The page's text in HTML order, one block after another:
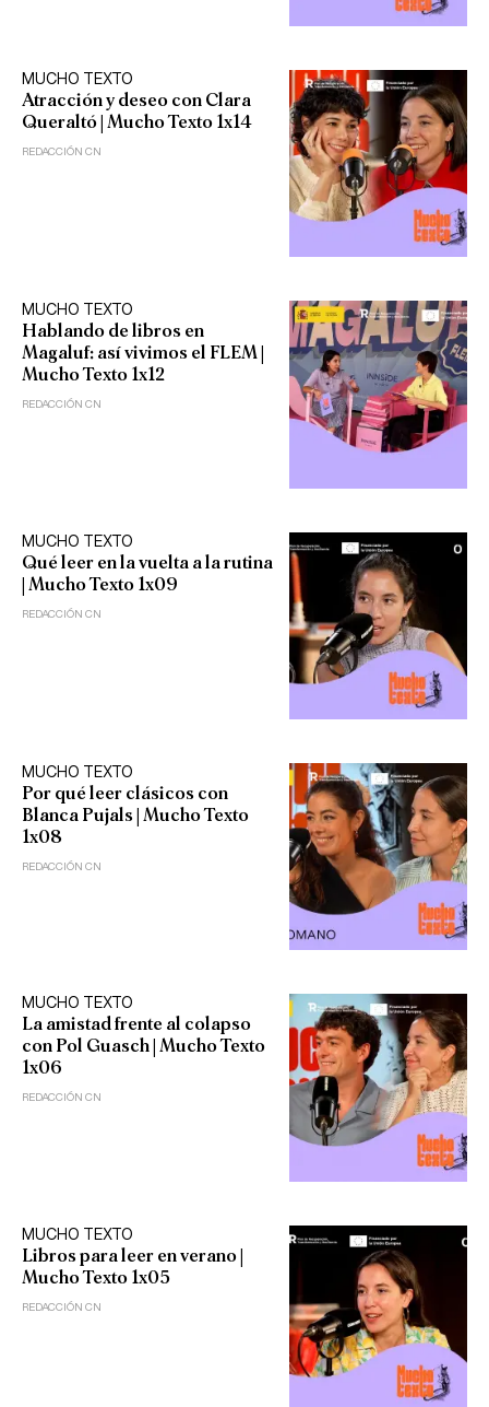
MUCHO TEXTO
Atracción y deseo con Clara
Queraltó | Mucho Texto 1x14
REDACCIÓN CN
MUCHO TEXTO
Hablando de libros en
Magaluf: así vivimos el FLEM |
Mucho Texto 1x12
REDACCIÓN CN
MUCHO TEXTO
Qué leer en la vuelta a la rutina
| Mucho Texto 1x09
REDACCIÓN CN
MUCHO TEXTO
Por qué leer clásicos con
Blanca Pujals | Mucho Texto
1x08
REDACCIÓN CN
MUCHO TEXTO
La amistad frente al colapso
con Pol Guasch | Mucho Texto
1x06
REDACCIÓN CN
MUCHO TEXTO
Libros para leer en verano |
Mucho Texto 1x05
REDACCIÓN CN